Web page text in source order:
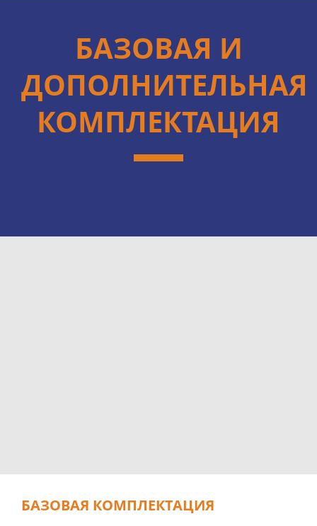
БАЗОВАЯ КОМПЛЕКТАЦИЯ
БАЗОВАЯ И
ДОПОЛНИТЕЛЬНАЯ
КОМПЛЕКТАЦИЯ